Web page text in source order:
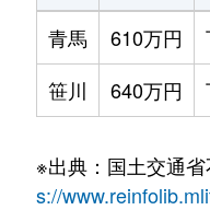
青馬
610万円
笹川
640万円
※出典：国土交通
s://